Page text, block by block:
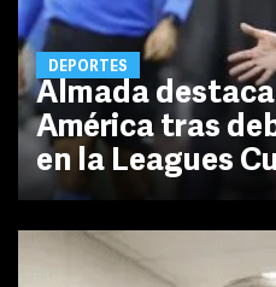
DEPORTES
Almada
América tras
en la Leagues